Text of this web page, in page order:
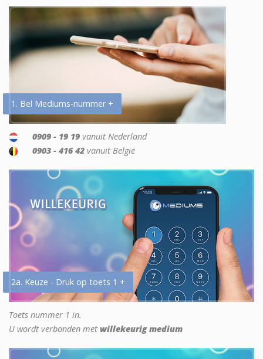
1. Bel Mediums-nummer +
0909 - 19 19 vanuit Nederland
0903 - 416 42 vanuit België
2a. Keuze - Druk op toets 1 +
Toets nummer 1 in.
U wordt verbonden met willekeurig medium